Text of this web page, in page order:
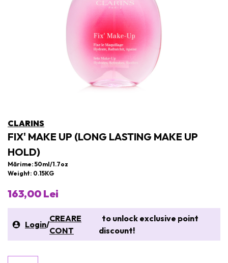
CLARINS
FIX' MAKE UP (LONG LASTING MAKE UP
HOLD)
Mărime: 50ml/1.7oz
Weight: 0.15KG
163,00 Lei
Login/
CREARE
CONT
to unlock exclusive point
discount!